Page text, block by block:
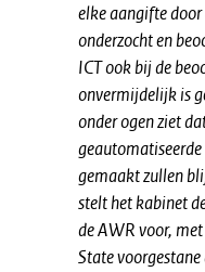
elke aangifte
onderzocht en
ICT ook bij de
onvermijdelijk is
onder ogen ziet
gemaakt zullen
stelt het kabinet
de AWR voor,
State